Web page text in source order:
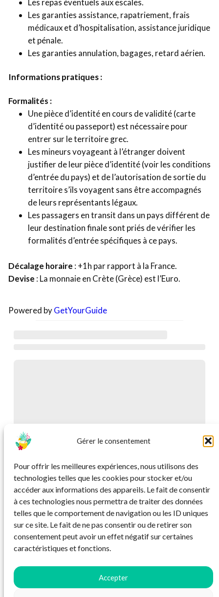
Gérer le consentement
Pour offrir les meilleures expériences, nous utilisons des
technologies telles que les cookies pour stocker et/ou
accéder aux informations des appareils. Le fait de consentir
à ces technologies nous permettra de traiter des données
telles que le comportement de navigation ou les ID uniques
sur ce site. Le fait de ne pas consentir ou de retirer son
consentement peut avoir un effet négatif sur certaines
caractéristiques et fonctions.
Accepter
Les repas éventuels aux escales.
Les garanties assistance, rapatriement, frais
médicaux et d’hospitalisation, assistance juridique
et pénale.
Les garanties annulation, bagages, retard aérien.
Informations pratiques :
Formalités :
Une pièce d’identité en cours de validité (carte
d’identité ou passeport) est nécessaire pour
entrer sur le territoire grec.
Les mineurs voyageant à l’étranger doivent
justifier de leur pièce d’identité (voir les conditions
d’entrée du pays) et de l’autorisation de sortie du
territoire s’ils voyagent sans être accompagnés
de leurs représentants légaux.
Les passagers en transit dans un pays différent de
leur destination finale sont priés de vérifier les
formalités d’entrée spécifiques à ce pays.
Décalage horaire : +1h par rapport à la France.
Devise : La monnaie en Crète (Grèce) est l’Euro.
Powered byGetYourGuide